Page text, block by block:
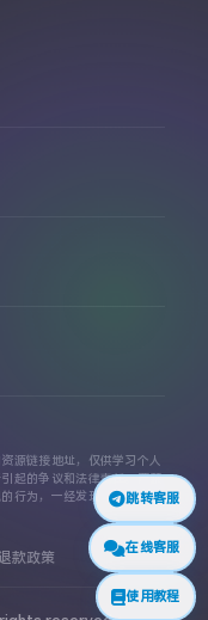
跳转客服
在线客服
使用教程
源链接地址，仅供学习个人
起的争议和法律责任。严禁
行为，一经发现，立即上报
款政策